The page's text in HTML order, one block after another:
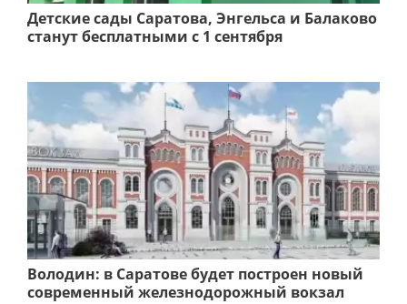
Детские сады Саратова, Энгельса и Балаково
станут бесплатными с 1 сентября
Володин: в Саратове будет построен новый
современный железнодорожный вокзал